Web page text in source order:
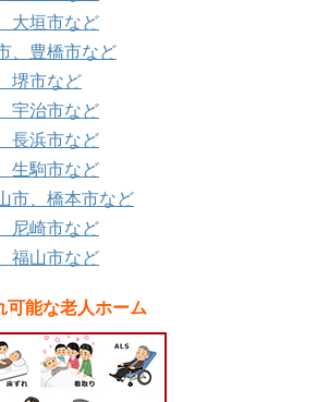
大垣市など
、豊橋市など
堺市など
宇治市など
長浜市など
生駒市など
、橋本市など
尼崎市など
福山市など
可能な老人ホーム